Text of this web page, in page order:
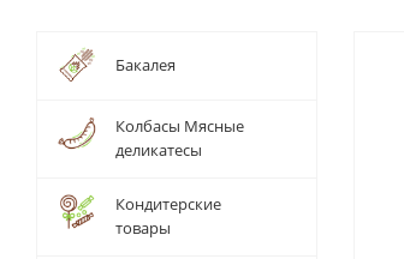
Бакалея
Колбасы Мясные
деликатесы
Кондитерские
товары